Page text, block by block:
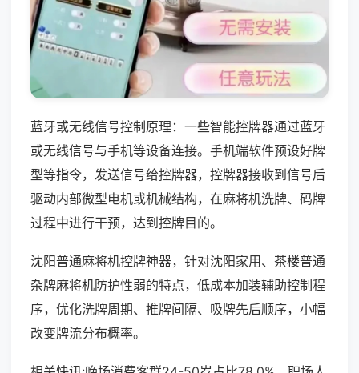
蓝牙或无线信号控制原理：一些智能控牌器通过蓝牙
或无线信号与手机等设备连接。手机端软件预设好牌
型等指令，发送信号给控牌器，控牌器接收到信号后
驱动内部微型电机或机械结构，在麻将机洗牌、码牌
过程中进行干预，达到控牌目的。
沈阳普通麻将机控牌神器，针对沈阳家用、茶楼普通
杂牌麻将机防护性弱的特点，低成本加装辅助控制程
序，优化洗牌周期、推牌间隔、吸牌先后顺序，小幅
改变牌流分布概率。